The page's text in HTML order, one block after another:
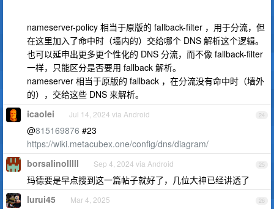
nameserver-policy 相当于原版的 fallback-filter ，用于分流，但
在这里加入了命中时（墙内的）交给哪个 DNS 解析这个逻辑。
也可以延申出更多更个性化的 DNS 分流，而不像 fallback-filter
一样，只能区分是否要用 fallback 解析。
nameserver 相当于原版的 fallback ，在分流没有命中时（墙外
的），交给这些 DNS 来解析。
24
icaolei Jul 14, 2024 via Android
@815169876 #23
https://wiki.metacubex.one/config/dns/diagram/
25
borsalinolllll Sep 4, 2024 via Android
玛德要是早点搜到这一篇帖子就好了，几位大神已经讲透了
26
lurui45 Mar 4, 2025